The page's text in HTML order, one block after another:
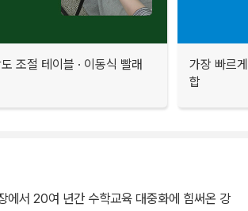
조절 테이블 · 이동식 빨래
가장 빠르
합
에서 20여 년간 수학교육 대중화에 힘써온 강